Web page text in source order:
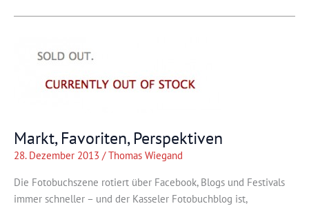
Markt, Favoriten, Perspektiven
28. Dezember 2013 /Thomas Wiegand
Die Fotobuchszene rotiert über Facebook, Blogs und Festivals
immer schneller – und der Kasseler Fotobuchblog ist,